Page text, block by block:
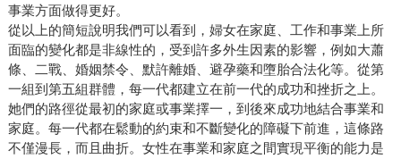
事業方面做得更好。
從以上的簡短說明我們可以看到，婦女在家庭、工作和事業上所
面臨的變化都是非線性的，受到許多外生因素的影響，例如大蕭
條、二戰、婚姻禁令、默許離婚、避孕藥和墮胎合法化等。從第
一組到第五組群體，每一代都建立在前一代的成功和挫折之上。
她們的路徑從最初的家庭或事業擇一，到後來成功地結合事業和
家庭。每一代都在鬆動的約束和不斷變化的障礙下前進，這條路
不僅漫長，而且曲折。女性在事業和家庭之間實現平衡的能力是